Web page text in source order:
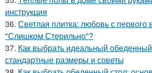
инструкция
36. Светлая плитка: любовь с первого
"Слишком Стерильно"?
37. Как выбрать идеальный
стандартные размеры и советы